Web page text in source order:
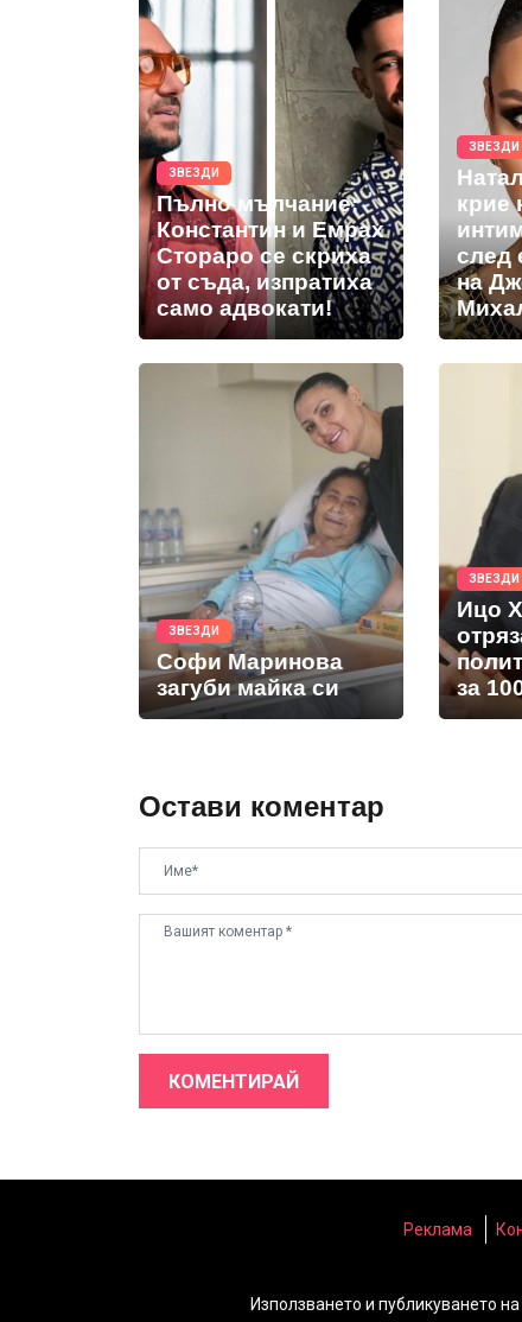
ЗВЕЗДИ
Пълно мълчание:
Константин и Емрах
Стораро се скриха
от съда, изпратиха
само адвокати!
ЗВЕЗДИ
крие
след
на
ЗВЕЗДИ
Софи Маринова
загуби майка си
ЗВЕЗДИ
Ицо
за
Остави коментар
КОМЕНТИРАЙ
Реклама
Използването и публикуването